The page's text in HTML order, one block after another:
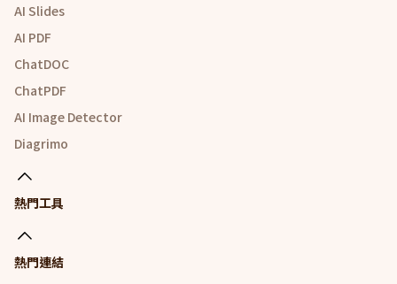
AI Slides
AI PDF
ChatDOC
ChatPDF
AI Image Detector
Diagrimo
熱門工具
熱門連結